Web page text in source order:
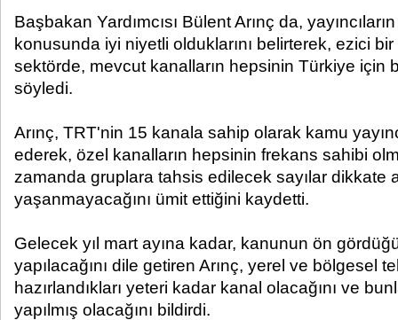
Başbakan Yardımcısı Bülent Arınç da,
konusunda iyi niyetli olduklarını belirterek, ezici
sektörde, mevcut kanalların hepsinin Türkiye için
söyledi.
Arınç, TRT'nin 15 kanala sahip olarak kamu
ederek, özel kanalların hepsinin frekans sahibi
zamanda gruplara tahsis edilecek sayılar dikkate
yaşanmayacağını ümit ettiğini kaydetti.
Gelecek yıl mart ayına kadar, kanunun ön
yapılacağını dile getiren Arınç, yerel ve bölgesel
hazırlandıkları yeteri kadar kanal olacağını ve
yapılmış olacağını bildirdi.